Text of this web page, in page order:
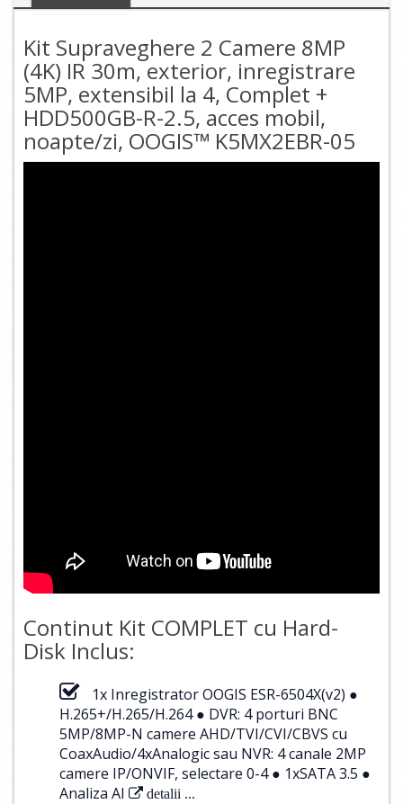
Kit Supraveghere 2 Camere 8MP
(4K) IR 30m, exterior, inregistrare
5MP, extensibil la 4, Complet +
HDD500GB-R-2.5, acces mobil,
noapte/zi, OOGIS™ K5MX2EBR-05
Continut Kit COMPLET cu Hard-
Disk Inclus:
1x Inregistrator OOGIS ESR-6504X(v2) ●
H.265+/H.265/H.264 ● DVR: 4 porturi BNC
5MP/8MP-N camere AHD/TVI/CVI/CBVS cu
CoaxAudio/4xAnalogic sau NVR: 4 canale 2MP
camere IP/ONVIF, selectare 0-4 ● 1xSATA 3.5 ●
Analiza AI
detalii ...